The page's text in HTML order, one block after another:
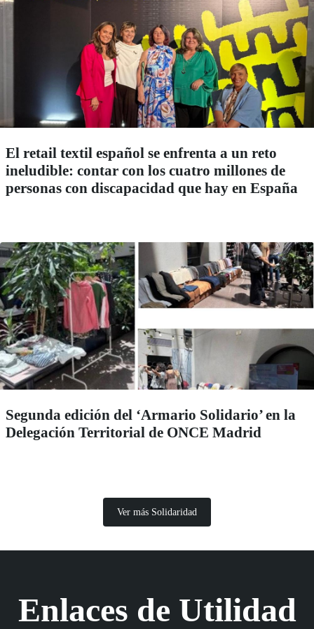
El retail textil español se enfrenta a un reto
ineludible: contar con los cuatro millones de
personas con discapacidad que hay en España
Segunda edición del ‘Armario Solidario’ en la
Delegación Territorial de ONCE Madrid
Ver más Solidaridad
Enlaces de Utilidad